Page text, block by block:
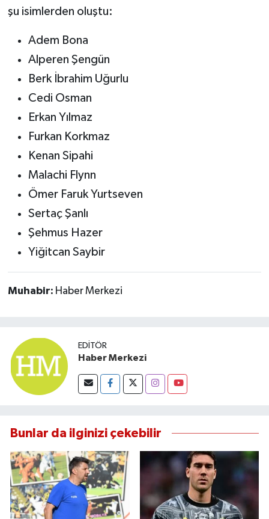
şu isimlerden oluştu:
Adem Bona
Alperen Şengün
Berk İbrahim Uğurlu
Cedi Osman
Erkan Yılmaz
Furkan Korkmaz
Kenan Sipahi
Malachi Flynn
Ömer Faruk Yurtseven
Sertaç Şanlı
Şehmus Hazer
Yiğitcan Saybir
Muhabir: Haber Merkezi
EDITÖR
Haber Merkezi
Bunlar da ilginizi çekebilir